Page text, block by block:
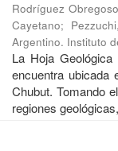
Rodríguez
Cayetano;
Argentino. Instituto
La Hoja
encuentra ubicada
Chubut. Tomando
regiones